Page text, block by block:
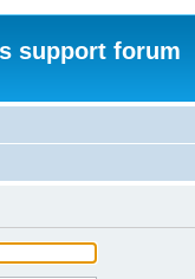
support forum